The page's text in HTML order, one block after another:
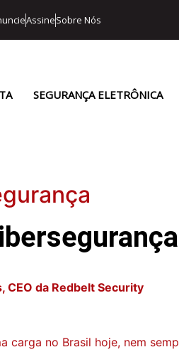
AssineSobre Nós
SEGURANÇA ELETRÔNICA
CEO da Redbelt Security
carga no Brasil hoje, nem